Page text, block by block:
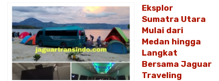
Eksplor
Sumatra Utara
Mulai dari
Medan hingga
Langkat
Bersama Jaguar
Traveling